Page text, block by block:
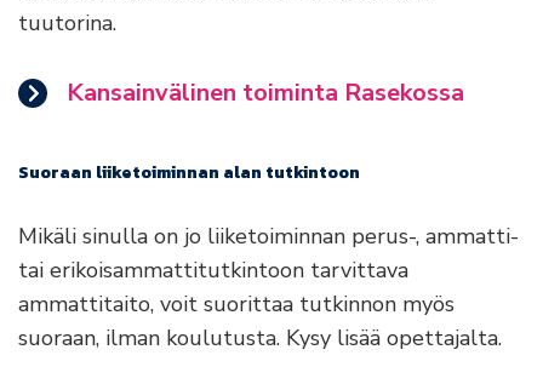
tuutorina.
Kansainvälinen toiminta Rasekossa
Suoraan liiketoiminnan alan tutkintoon
Mikäli sinulla on jo liiketoiminnan perus-, ammatti-
tai erikoisammattitutkintoon tarvittava
ammattitaito, voit suorittaa tutkinnon myös
suoraan, ilman koulutusta. Kysy lisää opettajalta.